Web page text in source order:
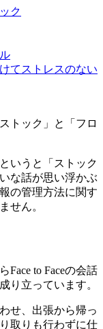
ク
てストレスのない
トック」と「フロ
いうと「ストック
な話が思い浮かぶ
の管理方法に関す
せん。
Face to Faceの会話
り立っています。
せ、出張から帰っ
取りも行わずに仕